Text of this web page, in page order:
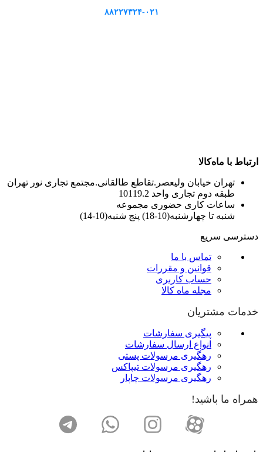
۸۸۲۲۷۳۲۴-۰۲۱
ارتباط با ماه‌کالا
تهران خیابان ولیعصر.تقاطع طالقانی.مجتمع تجاری نور تهران
طبقه دوم تجاری واحد 10119.2
ساعات کاری حضوری مجموعه
شنبه تا چهارشنبه(10-18) پنج شنبه(10-14)
دسترسی سریع
تماس با ما
قوانین و مقررات
حساب کاربری
مجله ماه کالا
خدمات مشتریان
پیگیری سفارشات
انواع ارسال سفارشات
رهگیری مرسولات پستی
رهگیری مرسولات تیپاکس
رهگیری مرسولات چاپار
همراه ما باشید!